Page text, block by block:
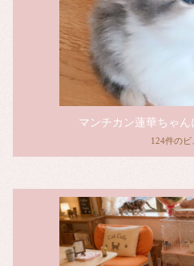
マンチカン蓮華ちゃ
124件のビ